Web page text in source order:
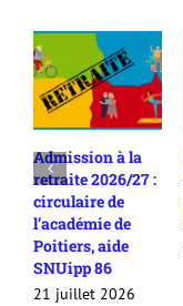
Admission à la
retraite 2026/27 :
circulaire de
l’académie de
Poitiers, aide
SNUipp 86
21 juillet 2026